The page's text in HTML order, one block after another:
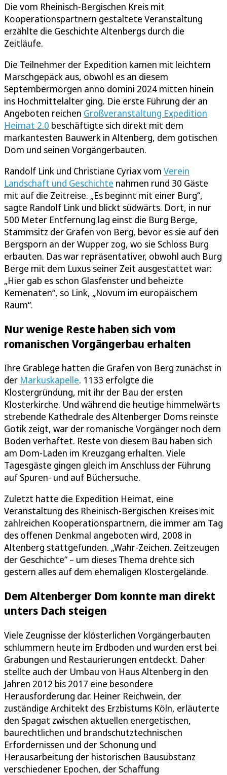
Die vom Rheinisch-Bergischen Kreis mit
Kooperationspartnern gestaltete Veranstaltung
erzählte die Geschichte Altenbergs durch die
Zeitläufe.
Die Teilnehmer der Expedition kamen mit leichtem
Marschgepäck aus, obwohl es an diesem
Septembermorgen anno domini 2024 mitten hinein
ins Hochmittelalter ging. Die erste Führung der an
Angeboten reichen Großveranstaltung Expedition
Heimat 2.0 beschäftigte sich direkt mit dem
markantesten Bauwerk in Altenberg, dem gotischen
Dom und seinen Vorgängerbauten.
Randolf Link und Christiane Cyriax vom Verein
Landschaft und Geschichte nahmen rund 30 Gäste
mit auf die Zeitreise. „Es beginnt mit einer Burg“,
sagte Randolf Link und blickt südwärts. Dort, in nur
500 Meter Entfernung lag einst die Burg Berge,
Stammsitz der Grafen von Berg, bevor es sie auf den
Bergsporn an der Wupper zog, wo sie Schloss Burg
erbauten. Das war repräsentativer, obwohl auch Burg
Berge mit dem Luxus seiner Zeit ausgestattet war:
„Hier gab es schon Glasfenster und beheizte
Kemenaten“, so Link, „Novum im europäischem
Raum“.
Nur wenige Reste haben sich vom
romanischen Vorgängerbau erhalten
Ihre Grablege hatten die Grafen von Berg zunächst in
der Markuskapelle. 1133 erfolgte die
Klostergründung, mit ihr der Bau der ersten
Klosterkirche. Und während die heutige himmelwärts
strebende Kathedrale des Altenberger Doms reinste
Gotik zeigt, war der romanische Vorgänger noch dem
Boden verhaftet. Reste von diesem Bau haben sich
am Dom-Laden im Kreuzgang erhalten. Viele
Tagesgäste gingen gleich im Anschluss der Führung
auf Spuren- und auf Büchersuche.
Zuletzt hatte die Expedition Heimat, eine
Veranstaltung des Rheinisch-Bergischen Kreises mit
zahlreichen Kooperationspartnern, die immer am Tag
des offenen Denkmal angeboten wird, 2008 in
Altenberg stattgefunden. „Wahr-Zeichen. Zeitzeugen
der Geschichte“ – um dieses Thema drehte sich
gestern alles auf dem ehemaligen Klostergelände.
Dem Altenberger Dom konnte man direkt
unters Dach steigen
Viele Zeugnisse der klösterlichen Vorgängerbauten
schlummern heute im Erdboden und wurden erst bei
Grabungen und Restaurierungen entdeckt. Daher
stellte auch der Umbau von Haus Altenberg in den
Jahren 2012 bis 2017 eine besondere
Herausforderung dar. Heiner Reichwein, der
zuständige Architekt des Erzbistums Köln, erläuterte
den Spagat zwischen aktuellen energetischen,
baurechtlichen und brandschutztechnischen
Erfordernissen und der Schonung und
Herausarbeitung der historischen Bausubstanz
verschiedener Epochen, der Schaffung